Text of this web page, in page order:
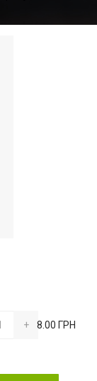
+ 8.00 ГРН